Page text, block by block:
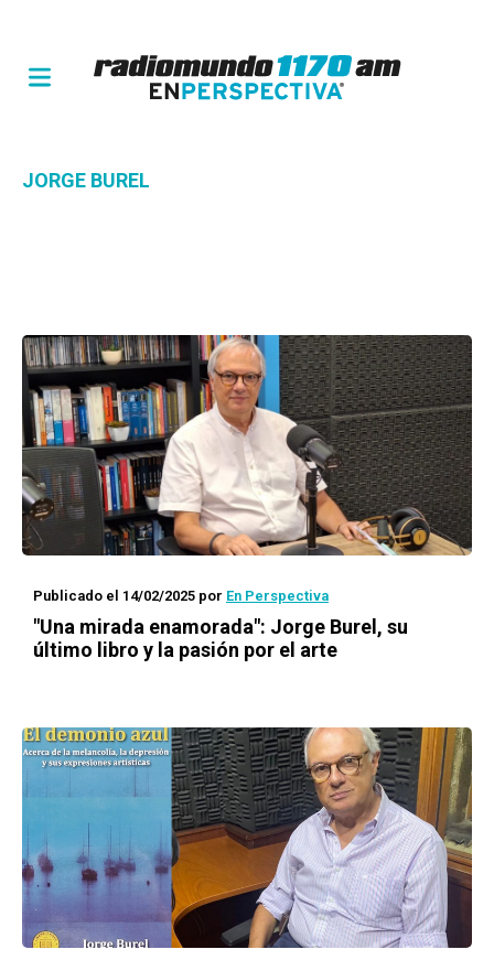
JORGE BUREL
Publicado el 14/02/2025 por En Perspectiva
"Una mirada enamorada": Jorge Burel, su
último libro y la pasión por el arte